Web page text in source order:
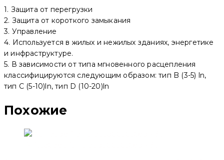
A,
6kA,
C
(CNC
Electric)
1. Защита от перегрузки
2. Защита от короткого замыкания
3. Управление
4. Используется в жилых и нежилых зданиях, энергетике
и инфраструктуре.
5. В зависимости от типа мгновенного расцепления
классифицируются следующим образом: тип B (3-5) ln,
тип C (5-10)ln, тип D (10-20)ln
Похожие